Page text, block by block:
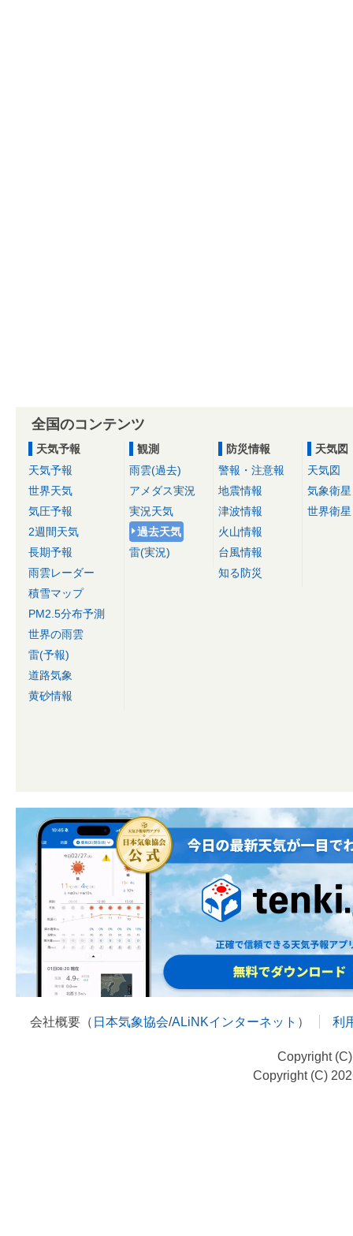
全国のコンテンツ
天気予報
天気予報
世界天気
気圧予報
2週間天気
長期予報
雨雲レーダー
積雪マップ
PM2.5分布予測
世界の雨雲
雷(予報)
道路気象
黄砂情報
観測
雨雲(過去)
アメダス実況
実況天気
過去天気
雷(実況)
防災情報
警報・注意報
地震情報
津波情報
火山情報
台風情報
知る防災
天気図
天気図
気象衛星
世界衛星
会社概要（ 日本気象協会/ALiNKインターネット ） 利
Copyright
Copyright (C)